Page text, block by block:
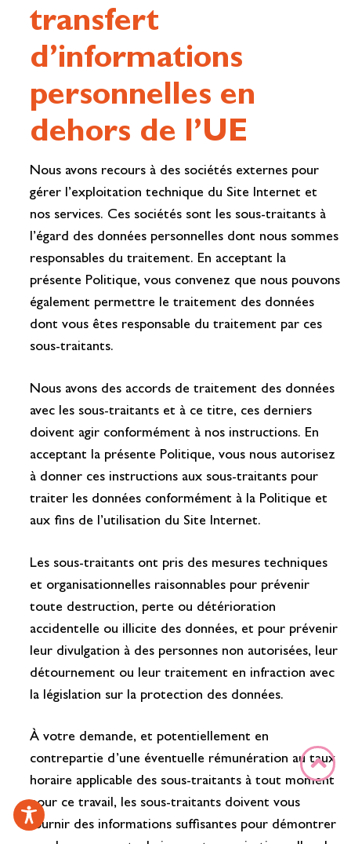
transfert
d’informations
personnelles en
dehors de l’UE
Nous avons recours à des sociétés externes pour
gérer l’exploitation technique du Site Internet et
nos services. Ces sociétés sont les sous-traitants à
l’égard des données personnelles dont nous sommes
responsables du traitement. En acceptant la
présente Politique, vous convenez que nous pouvons
également permettre le traitement des données
dont vous êtes responsable du traitement par ces
sous-traitants.
Nous avons des accords de traitement des données
avec les sous-traitants et à ce titre, ces derniers
doivent agir conformément à nos instructions. En
acceptant la présente Politique, vous nous autorisez
à donner ces instructions aux sous-traitants pour
traiter les données conformément à la Politique et
aux fins de l’utilisation du Site Internet.
Les sous-traitants ont pris des mesures techniques
et organisationnelles raisonnables pour prévenir
toute destruction, perte ou détérioration
accidentelle ou illicite des données, et pour prévenir
leur divulgation à des personnes non autorisées, leur
détournement ou leur traitement en infraction avec
la législation sur la protection des données.
À votre demande, et potentiellement en
contrepartie d’une éventuelle rémunération au taux
horaire applicable des sous-traitants à tout moment
pour ce travail, les sous-traitants doivent vous
fournir des informations suffisantes pour démontrer